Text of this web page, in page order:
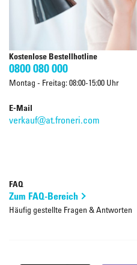
Kostenlose Bestellhotline
0800 080 000
Montag - Freitag: 08:00-15:00 Uhr
E-Mail
verkauf@at.froneri.com
FAQ
Zum FAQ-Bereich
Häufig gestellte Fragen & Antworten